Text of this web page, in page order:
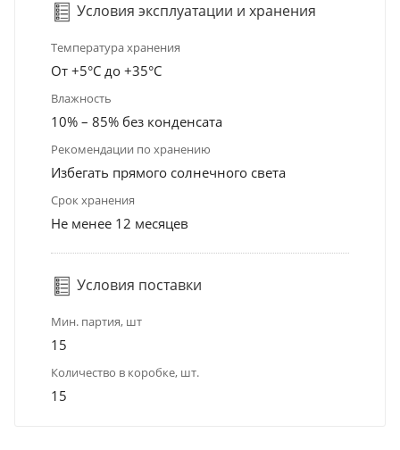
Условия эксплуатации и хранения
Температура хранения
От +5°С до +35°С
Влажность
10% – 85% без конденсата
Рекомендации по хранению
Избегать прямого солнечного света
Срок хранения
Не менее 12 месяцев
Условия поставки
Мин. партия, шт
15
Количество в коробке, шт.
15